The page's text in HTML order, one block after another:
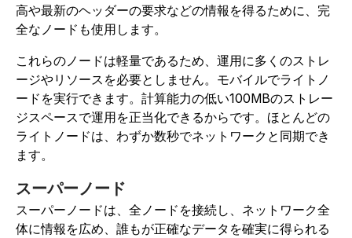
高や最新のヘッダーの要求などの情報を得るために、完
全なノードも使用します。
これらのノードは軽量であるため、運用に多くのストレ
ージやリソースを必要としません。モバイルでライトノ
ードを実行できます。計算能力の低い100MBのストレー
ジスペースで運用を正当化できるからです。ほとんどの
ライトノードは、わずか数秒でネットワークと同期でき
ます。
スーパーノード
スーパーノードは、全ノードを接続し、ネットワーク全
体に情報を広め、誰もが正確なデータを確実に得られる